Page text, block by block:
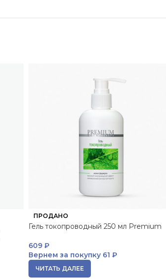
ПРОДАНО
Гель токопроводный 250 мл Premium
609 ₽
Вернем за покупку 61 ₽
ЧИТАТЬ ДАЛЕЕ